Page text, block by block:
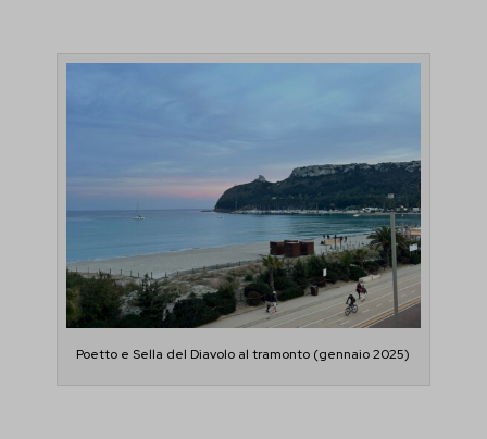
Poetto e Sella del Diavolo al tramonto (gennaio 2025)